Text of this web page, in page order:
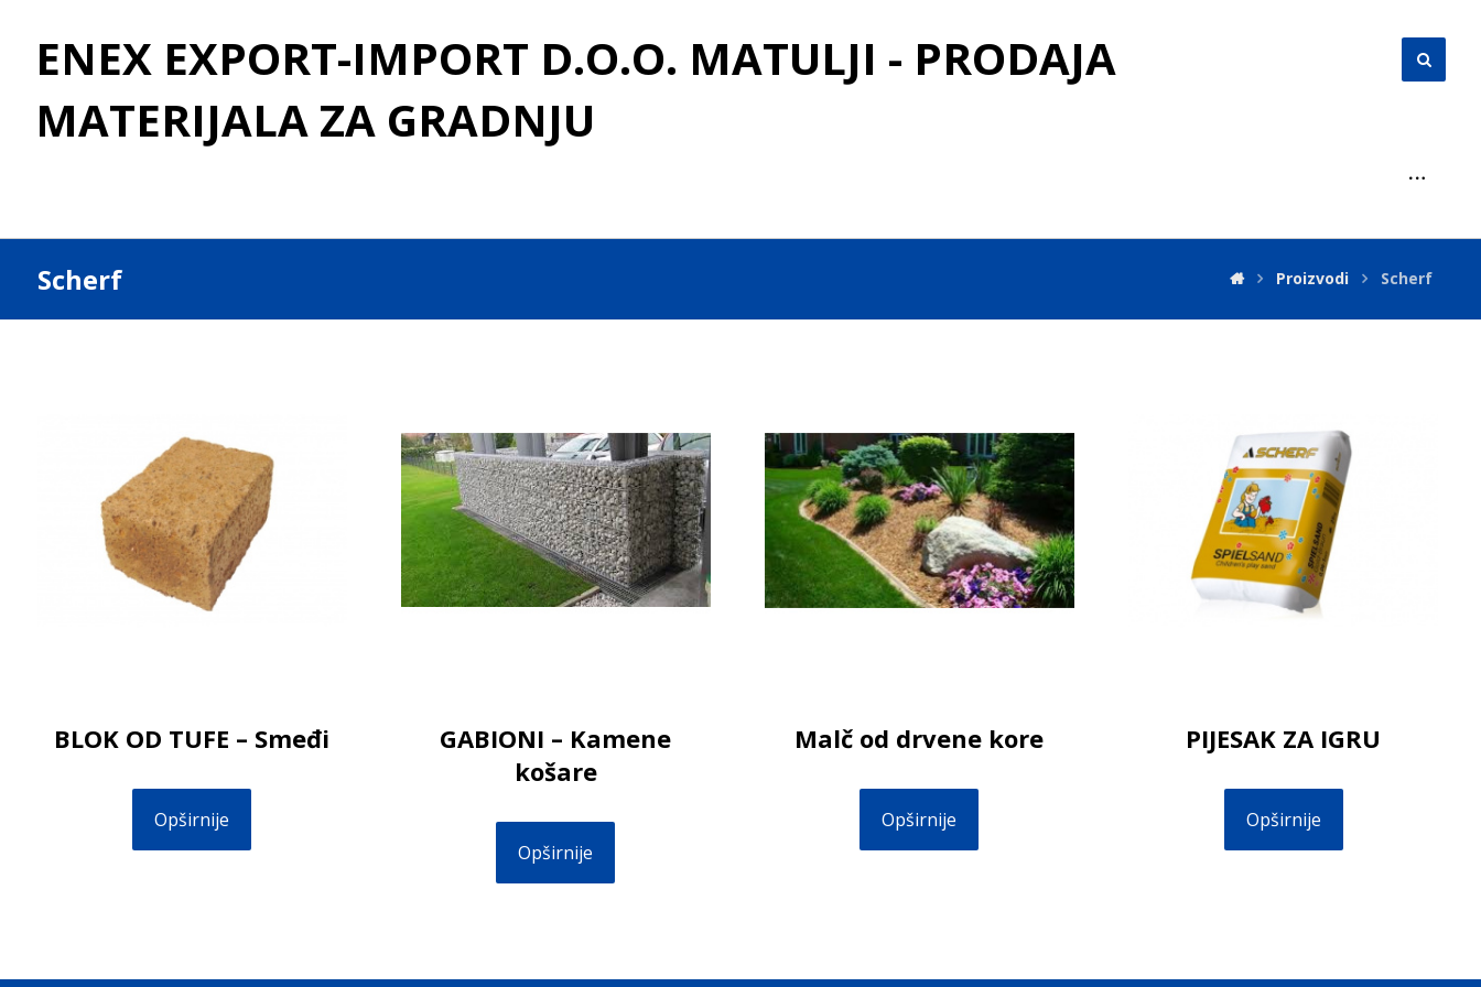
ENEX EXPORT-IMPORT D.O.O. MATULJI - PRODAJA
MATERIJALA ZA GRADNJU
Scherf Proizvodi Scherf
BLOK OD TUFE – Smeđi
Opširnije
GABIONI – Kamene
košare
Opširnije
Malč od drvene kore
Opširnije
PIJESAK ZA IGRU
Opširnije